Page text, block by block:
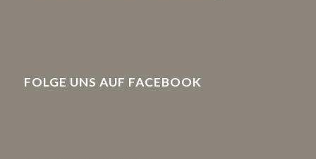
FOLGE UNS AUF FACEBOOK